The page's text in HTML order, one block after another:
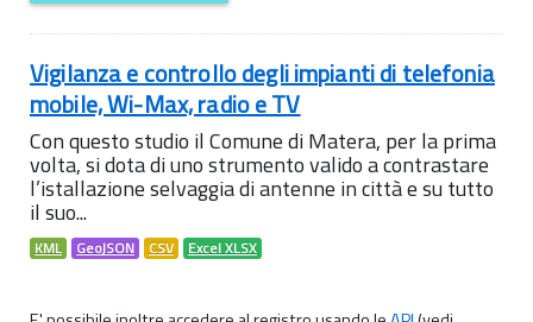
Vigilanza e controllo degli impianti di telefonia
mobile, Wi-Max, radio e TV
Con questo studio il Comune di Matera, per la prima
volta, si dota di uno strumento valido a contrastare
l’istallazione selvaggia di antenne in città e su tutto
il suo...
KML GeoJSON CSV Excel XLSX